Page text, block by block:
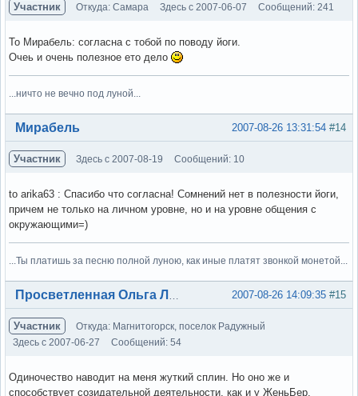
Участник Откуда: Самара Здесь с 2007-06-07 Сообщений: 241
То Мирабель: согласна с тобой по поводу йоги.
Очеь и очень полезное ето дело
...ничто не вечно под луной...
Вне форума #14
2007-08-26 13:31:54
Мирабель
Участник Здесь с 2007-08-19 Сообщений: 10
to arika63 : Спасибо что согласна! Сомнений нет в полезности йоги,
причем не только на личном уровне, но и на уровне общения с
окружающими=)
...Ты платишь за песню полной луною, как иные платят звонкой монетой...
Вне форума #15
2007-08-26 14:09:35
Просветленная Ольга Лэнс
Участник
Откуда: Магнитогорск, поселок Радужный
Здесь с 2007-06-27
Сообщений: 54
Одиночество наводит на меня жуткий сплин. Но оно же и
способствует созидательной деятельности, как и у ЖеньБер.